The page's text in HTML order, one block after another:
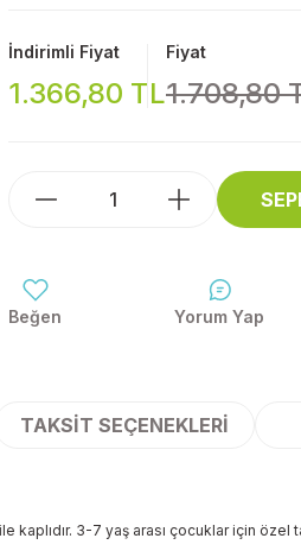
İndirimli Fiyat
1.366,80 TL
Fiyat
1.708,80
Yorum Yap
TAKSIT SEÇENEKLERI
3-7 yaş arası çocuklar için özel